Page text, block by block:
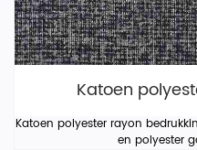
Katoen
Katoen polyester rayon
en polyester